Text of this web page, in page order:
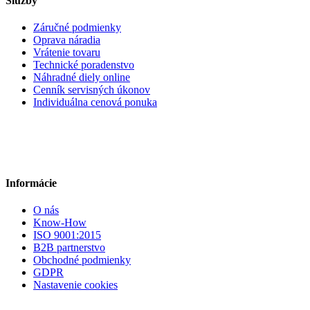
Záručné podmienky
Oprava náradia
Vrátenie tovaru
Technické poradenstvo
Náhradné diely online
Cenník servisných úkonov
Individuálna cenová ponuka
Informácie
O nás
Know-How
ISO 9001:2015
B2B partnerstvo
Obchodné podmienky
GDPR
Nastavenie cookies